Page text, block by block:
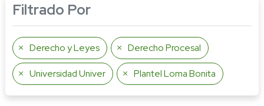
Filtrado Por
Derecho y Leyes Derecho Procesal
Universidad Univer Plantel Loma Bonita